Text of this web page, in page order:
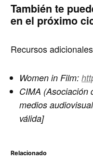
También te
en el próximo
Recursos adicionales
Women in Film:
CIMA (Asociación
medios
válida]
Relacionado